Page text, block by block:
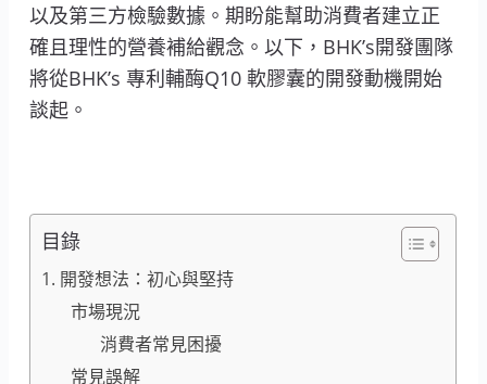
以及第三方檢驗數據。期盼能幫助消費者建立正
確且理性的營養補給觀念。以下，BHK’s開發團隊
將從BHK’s 專利輔酶Q10 軟膠囊的開發動機開始
談起。
目錄
1. 開發想法：初心與堅持
市場現況
消費者常見困擾
常見誤解